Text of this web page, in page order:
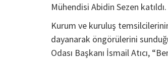
Mühendisi Abidin Sezen katıldı.
Kurum ve kuruluş
dayanarak öngörülerini
Odası Başkanı İsmail Atıcı,